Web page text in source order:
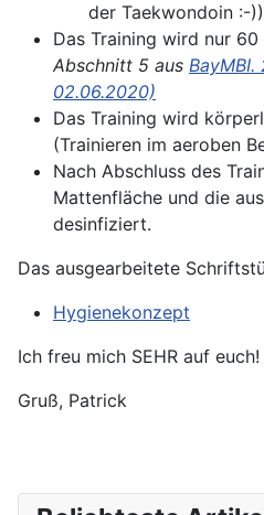
der Taekwondoin :-))
Das Training wird nur
Abschnitt 5 aus
02.06.2020)
Das Training wird
(Trainieren im aeroben
Nach Abschluss des
Mattenfläche und die
desinfiziert.
Das ausgearbeitete
Hygienekonzept
Ich freu mich SEHR auf euch!
Gruß, Patrick